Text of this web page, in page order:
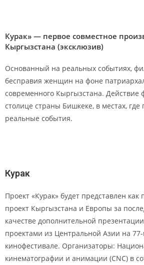
Курак» — первое совместное
Кыргызстана (эксклюзив)
Основанный на реальных событиях,
бесправия женщин на фоне
современного Кыргызстана. Действие
столице страны Бишкеке, в местах, где
реальные события.
Курак
Проект «Курак» будет представлен
проект Кыргызстана и Европы за
качестве дополнительной
проектами из Центральной Азии на
кинофестивале. Организаторы:
кинематографии и анимации (CNC) в